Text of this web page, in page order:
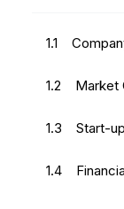
1.1
1.2 Market
1.3 Start-up
1.4